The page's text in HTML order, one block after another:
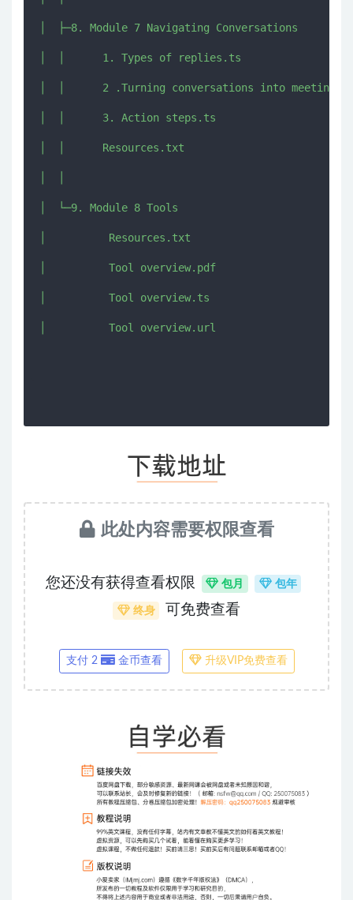
│  ├─8. Module 7 Navigating Conversations
│  │      1. Types of replies.ts
│  │      2 .Turning conversations into meetings
│  │      3. Action steps.ts
│  │      Resources.txt
│  └─9. Module 8 Tools
│          Resources.txt
│          Tool overview.pdf
│          Tool overview.ts
│          Tool overview.url
此处内容需要权限查看
您还没有获得查看权限 包月 包年
终身 可免费查看
支付 2 金币查看 升级VIP免费查看